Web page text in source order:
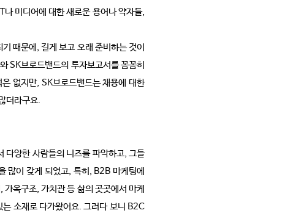
미디어에 대한 새로운 용어나 약자들,
때문에, 길게 보고 오래 준비하는 것이
SK브로드밴드의 투자보고서를 꼼꼼히
없지만, SK브로드밴드는 채용에 대한
더라구요.
다양한 사람들의 니즈를 파악하고, 그들
많이 갖게 되었고, 특히, B2B 마케팅에
옥구조, 가치관 등 삶의 곳곳에서 마케
는 소재로 다가왔어요. 그러다 보니 B2C